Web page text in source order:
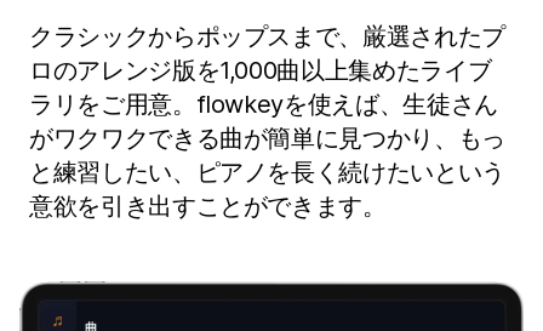
クラシックからポップスまで、厳選されたプ
ロのアレンジ版を1,000曲以上集めたライブ
ラリをご用意。flowkeyを使えば、生徒さん
がワクワクできる曲が簡単に見つかり、もっ
と練習したい、ピアノを長く続けたいという
意欲を引き出すことができます。